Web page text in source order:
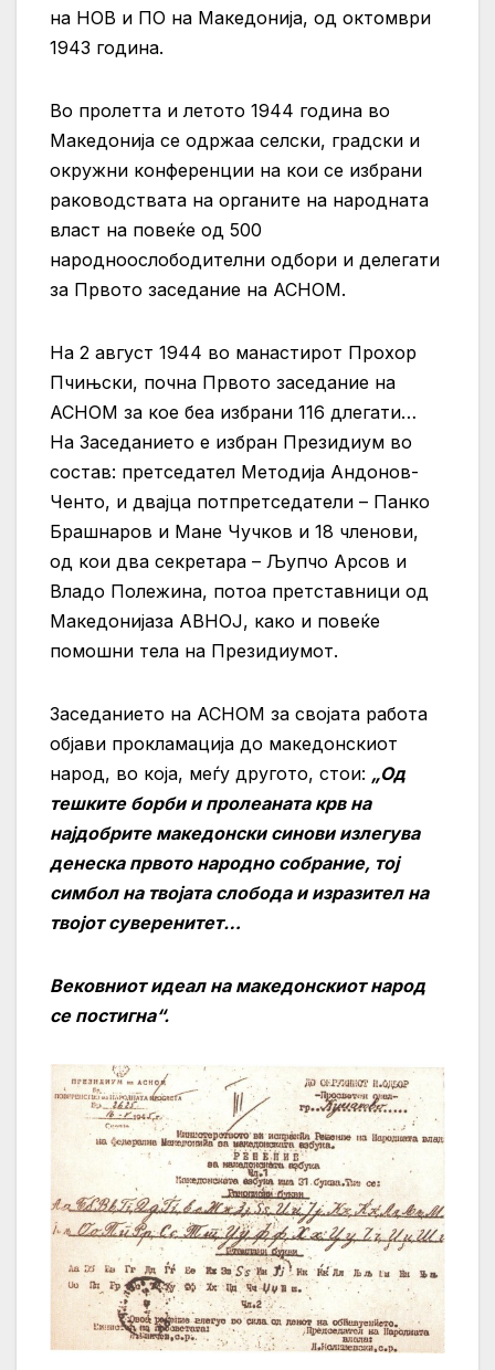
на НОВ и ПО на Македонија, од октомври
1943 година.
Во пролетта и летото 1944 година во
Македонија се одржаа селски, градски и
окружни конференции на кои се избрани
раководствата на органите на народната
власт на повеќе од 500
народноослободителни одбори и делегати
за Првото заседание на АСНОМ.
На 2 август 1944 во манастирот Прохор
Пчињски, почна Првото заседание на
АСНОМ за кое беа избрани 116 длегати…
На Заседанието е избран Президиум во
состав: претседател Методија Андонов-
Ченто, и двајца потпретседатели – Панко
Брашнаров и Мане Чучков и 18 членови,
од кои два секретара – Љупчо Арсов и
Владо Полежина, потоа претставници од
Македонијаза АВНОЈ, како и повеќе
помошни тела на Президиумот.
Заседанието на АСНОМ за својата работа
објави прокламација до македонскиот
народ, во која, меѓу другото, стои: „Од
тешките борби и пролеаната крв на
најдобрите македонски синови излегува
денеска првото народно собрание, тој
симбол на твојата слобода и изразител на
твојот суверенитет…
Вековниот идеал на македонскиот народ
се постигна“.